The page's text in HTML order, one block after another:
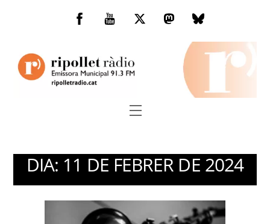
Facebook
You
TwitterMastodonBluesky
Menu
DIA: 11 DE FEBRER DE 2024